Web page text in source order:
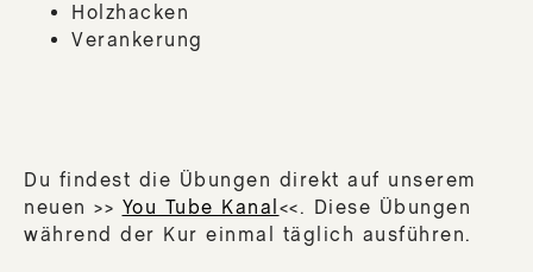
Holzhacken
Verankerung
Du findest die Übungen direkt auf unserem
neuen >> You Tube Kanal <<. Diese Übungen
während der Kur einmal täglich ausführen.